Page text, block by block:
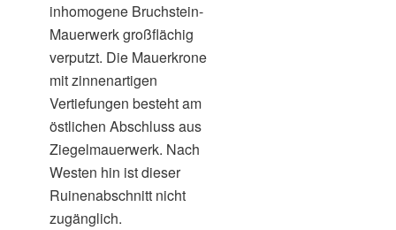
inhomogene Bruchstein-
Mauerwerk großflächig
verputzt. Die Mauerkrone
mit zinnenartigen
Vertiefungen besteht am
östlichen Abschluss aus
Ziegelmauerwerk. Nach
Westen hin ist dieser
Ruinenabschnitt nicht
zugänglich.